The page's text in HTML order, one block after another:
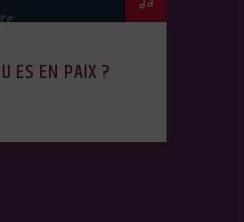
ES EN PAIX ?